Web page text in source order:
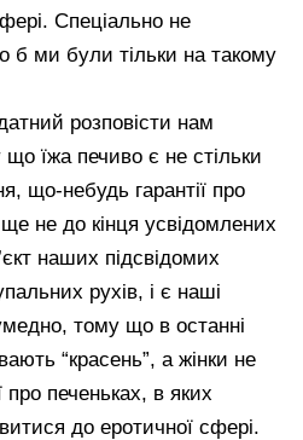
Спеціально не
б ми були тільки на такому
розповісти нам
їжа печиво є не стільки
що-небудь гарантії про
ще не до кінця усвідомлених
наших підсвідомих
рухів, і є наші
тому що в останні
“красень”, а жінки не
про печеньках, в яких
до еротичної сфері.